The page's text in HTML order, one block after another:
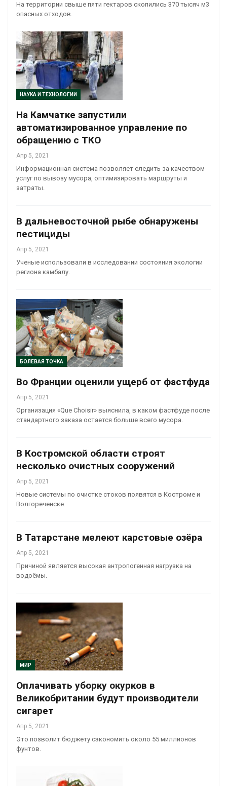
На территории свыше пяти гектаров скопились 370 тысяч м3
опасных отходов.
НАУКА И ТЕХНОЛОГИИ
На Камчатке запустили
автоматизированное управление по
обращению с ТКО
Апр 5, 2021
Информационная система позволяет следить за качеством
услуг по вывозу мусора, оптимизировать маршруты и
затраты.
В дальневосточной рыбе обнаружены
пестициды
Апр 5, 2021
Ученые использовали в исследовании состояния экологии
региона камбалу.
БОЛЕВАЯ ТОЧКА
Во Франции оценили ущерб от фастфуда
Апр 5, 2021
Организация «Que Choisir» выяснила, в каком фастфуде после
стандартного заказа остается больше всего мусора.
В Костромской области строят
несколько очистных сооружений
Апр 5, 2021
Новые системы по очистке стоков появятся в Костроме и
Волгореченске.
В Татарстане мелеют карстовые озёра
Апр 5, 2021
Причиной является высокая антропогенная нагрузка на
водоёмы.
МИР
Оплачивать уборку окурков в
Великобритании будут производители
сигарет
Апр 5, 2021
Это позволит бюджету сэкономить около 55 миллионов
фунтов.